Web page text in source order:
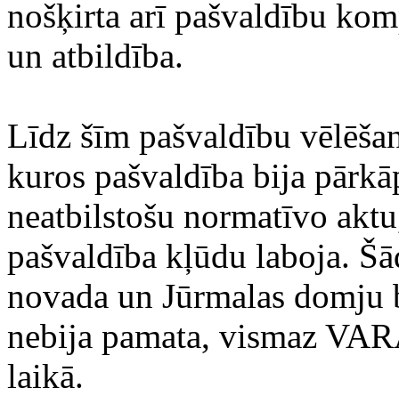
nošķirta arī pašvaldību
un atbildība.
Līdz šīm pašvaldību
kuros pašvaldība bija
neatbilstošu normatīvo
pašvaldība kļūdu laboja.
novada un Jūrmalas
nebija pamata, vismaz
laikā.